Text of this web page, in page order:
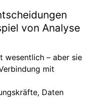
von Analyse
wesentlich – aber sie
mit
Daten